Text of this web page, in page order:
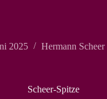
2025 Hermann Scheer
Scheer-Spitze